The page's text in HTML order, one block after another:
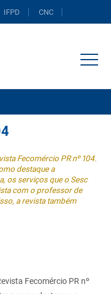
IFPD CNC
Fecomércio PR nº 104.
destaque a
os serviços que o Sesc
com o professor de
a revista também
Fecomércio PR nº